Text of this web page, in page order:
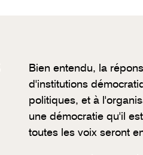
Bien entendu, la
d'institutions
politiques, et à
une démocratie qu'il
toutes les voix seront